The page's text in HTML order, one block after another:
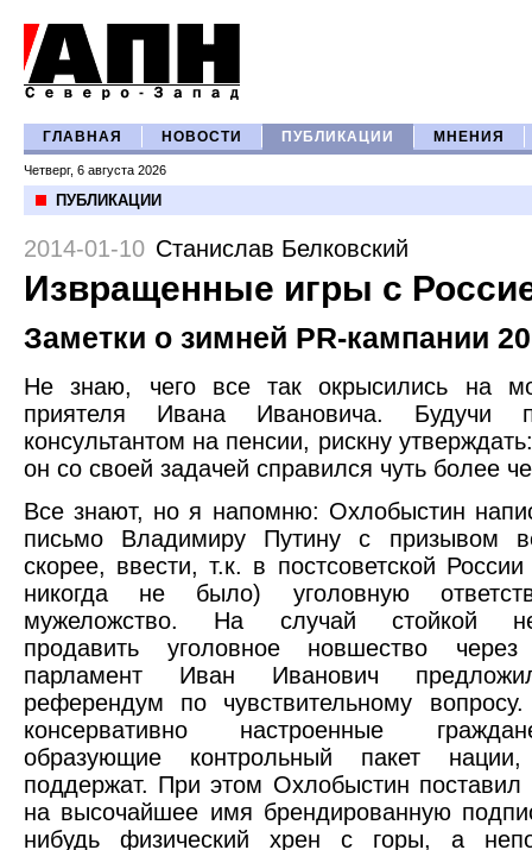
ГЛАВНАЯ НОВОСТИ ПУБЛИКАЦИИ МНЕНИЯ
Четверг, 6 августа 2026
ПУБЛИКАЦИИ
2014-01-10 Станислав Белковский
Извращенные игры с
Заметки о зимней PR-кампании
Не знаю, чего все так окрысились на
приятеля Ивана Ивановича. Будучи
консультантом на пенсии, рискну
он со своей задачей справился чуть более
Все знают, но я напомню: Охлобыстин
письмо Владимиру Путину с призывом
скорее, ввести, т.к. в постсоветской России
никогда не было) уголовную
мужеложство. На случай стойкой
продавить уголовное новшество через
парламент Иван Иванович
референдум по чувствительному
консервативно настроенные
образующие контрольный пакет нации,
поддержат. При этом Охлобыстин
на высочайшее имя брендированную
нибудь физический хрен с горы, а